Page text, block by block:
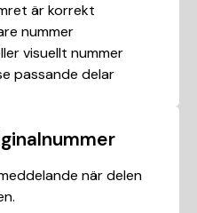
är korrekt
nummer
visuellt nummer
passande delar
när delen